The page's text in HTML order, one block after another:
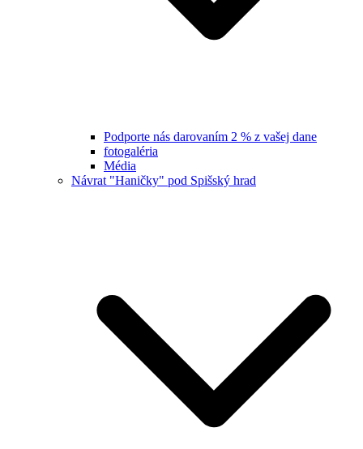
Podporte nás darovaním 2 % z vašej dane
fotogaléria
Média
Návrat "Haničky" pod Spišský hrad